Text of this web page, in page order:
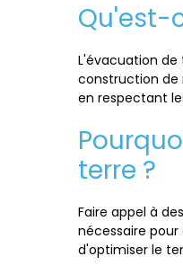
Qu'est-
L'évacuation de
construction de
en respectant
terre ?
Faire appel à
nécessaire
d'optimiser le